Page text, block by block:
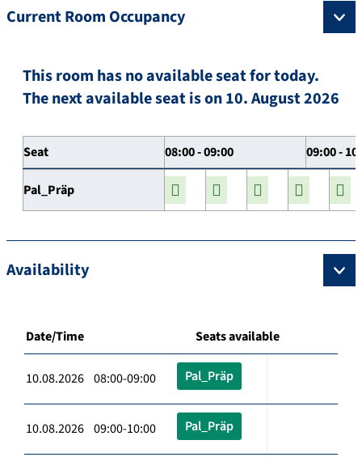
Current Room Occupancy
This room has no available seat for today.
The next available seat is on 10. August 2026
Seat 08:00 - 09:00 09:00 -
Pal_Präp
Availability
Date/Time Seats available
10.08.2026 08:00-09:00 Pal_Präp
10.08.2026 09:00-10:00 Pal_Präp